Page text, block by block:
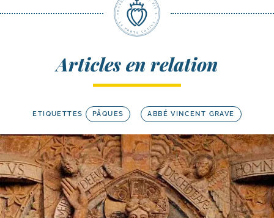
Articles en relation
ETIQUETTES PÂQUES ABBÉ VINCENT GRAVE